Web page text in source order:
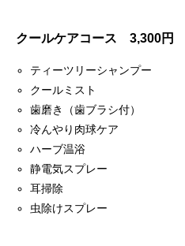
クールケアコース 3,300円
ティーツリーシャンプー
クールミスト
歯磨き（歯ブラシ付）
冷んやり肉球ケア
ハーブ温浴
静電気スプレー
耳掃除
虫除けスプレー